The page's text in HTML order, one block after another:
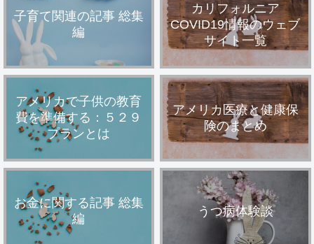
子育て関連の記事 総集
編
カリフォルニア
COVID19情報のウェブ
サイト一覧
アメリカで子供の教育
費を準備する：５２９
プランとは
アメリカ医療と健康保
険のまとめ
お金に関する記事 総集
編
うつ病体験談